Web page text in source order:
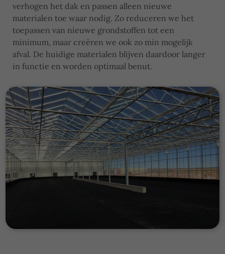
verhogen het dak en passen alleen nieuwe
materialen toe waar nodig. Zo reduceren we het
toepassen van nieuwe grondstoffen tot een
minimum, maar creëren we ook zo min mogelijk
afval. De huidige materialen blijven daardoor langer
in functie en worden optimaal benut.